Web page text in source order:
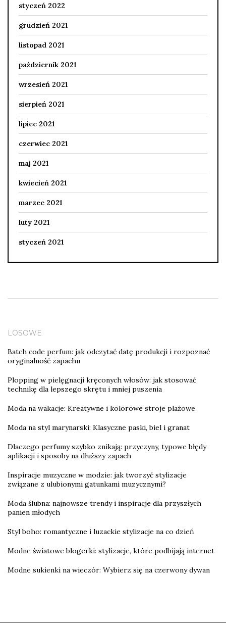
styczeń 2022
grudzień 2021
listopad 2021
październik 2021
wrzesień 2021
sierpień 2021
lipiec 2021
czerwiec 2021
maj 2021
kwiecień 2021
marzec 2021
luty 2021
styczeń 2021
LOSOWE
Batch code perfum: jak odczytać datę produkcji i rozpoznać
oryginalność zapachu
Plopping w pielęgnacji kręconych włosów: jak stosować
technikę dla lepszego skrętu i mniej puszenia
Moda na wakacje: Kreatywne i kolorowe stroje plażowe
Moda na styl marynarski: Klasyczne paski, biel i granat
Dlaczego perfumy szybko znikają: przyczyny, typowe błędy
aplikacji i sposoby na dłuższy zapach
Inspiracje muzyczne w modzie: jak tworzyć stylizacje
związane z ulubionymi gatunkami muzycznymi?
Moda ślubna: najnowsze trendy i inspiracje dla przyszłych
panien młodych
Styl boho: romantyczne i luzackie stylizacje na co dzień
Modne światowe blogerki: stylizacje, które podbijają internet
Modne sukienki na wieczór: Wybierz się na czerwony dywan